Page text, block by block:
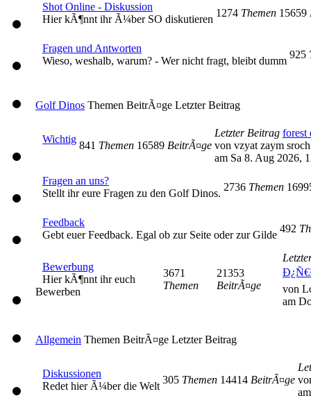
Shot Online - Diskussion
Hier kÃ¶nnt ihr Ã¼ber SO diskutieren
1274 Themen 15659
Fragen und Antworten
Wieso, weshalb, warum? - Wer nicht fragt, bleibt dumm
925
Golf Dinos Themen BeitrÃ¤ge Letzter Beitrag
Wichtig
841 Themen 16589 BeitrÃ¤ge
Letzter Beitrag forest
von vzyat zaym
am Sa 8. Aug 2026,
Fragen an uns?
Stellt ihr eure Fragen zu den Golf Dinos.
2736 Themen
Feedback
Gebt euer Feedback. Egal ob zur Seite oder zur Gilde
492
Bewerbung
Hier kÃ¶nnt ihr euch
Bewerben
3671
Themen
21353
BeitrÃ¤ge
von
am
Allgemein Themen BeitrÃ¤ge Letzter Beitrag
Diskussionen
Redet hier Ã¼ber die Welt
305 Themen 14414 BeitrÃ¤ge